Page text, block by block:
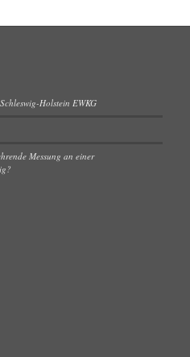
Holstein EWKG
Messung an einer